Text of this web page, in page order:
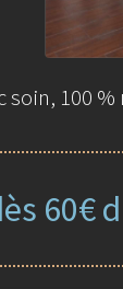
100
60€